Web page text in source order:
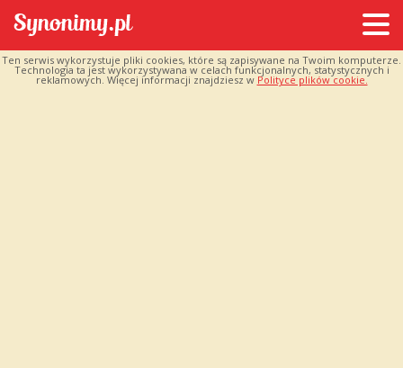
Ten serwis wykorzystuje pliki cookies, które są zapisywane na Twoim komputerze.
Technologia ta jest wykorzystywana w celach funkcjonalnych, statystycznych i
reklamowych. Więcej informacji znajdziesz w Polityce plików cookie.